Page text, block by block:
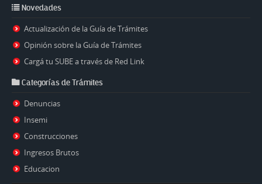
Novedades
Actualización de la Guía de Trámites
Opinión sobre la Guía de Trámites
Cargá tu SUBE a través de Red Link
Categorías de Trámites
Denuncias
Insemi
Construcciones
Ingresos Brutos
Educacion